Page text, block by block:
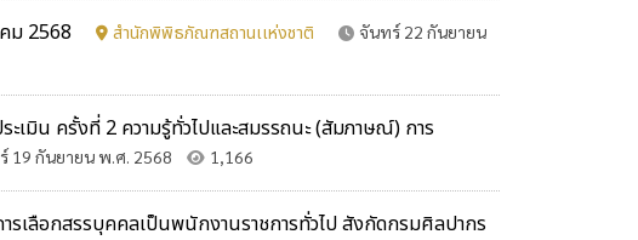
ม 2568 สำนักพิพิธภัณฑสถานเเห่งชาติ
จันทร์ 22 กันยายน
ะเมิน ครั้งที่ 2 ความรู้ทั่วไปและสมรรถนะ (สัมภาษณ์) การ
19 กันยายน พ.ศ. 2568 1,166
รเลือกสรรบุคคลเป็นพนักงานราชการทั่วไป สังกัดกรมศิลปากร